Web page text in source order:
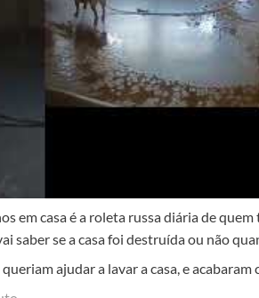
em casa é a roleta russa diária de
saber se a casa foi destruída ou não
ajudar a lavar a casa, e